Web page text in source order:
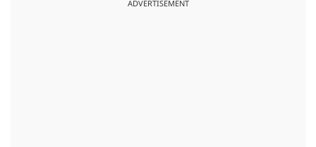
ADVERTISEMENT